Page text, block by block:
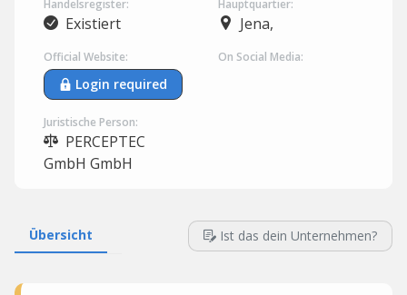
Handelsregister:
Existiert
Hauptquartier:
Jena,
Official Website:
Login required
On Social Media:
Juristische Person:
PERCEPTEC
GmbH GmbH
Übersicht Ist das dein Unternehmen?